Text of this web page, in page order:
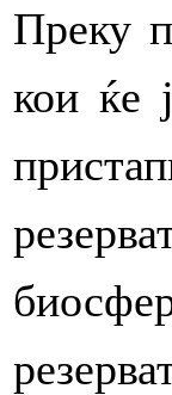
Преку
кои ќе